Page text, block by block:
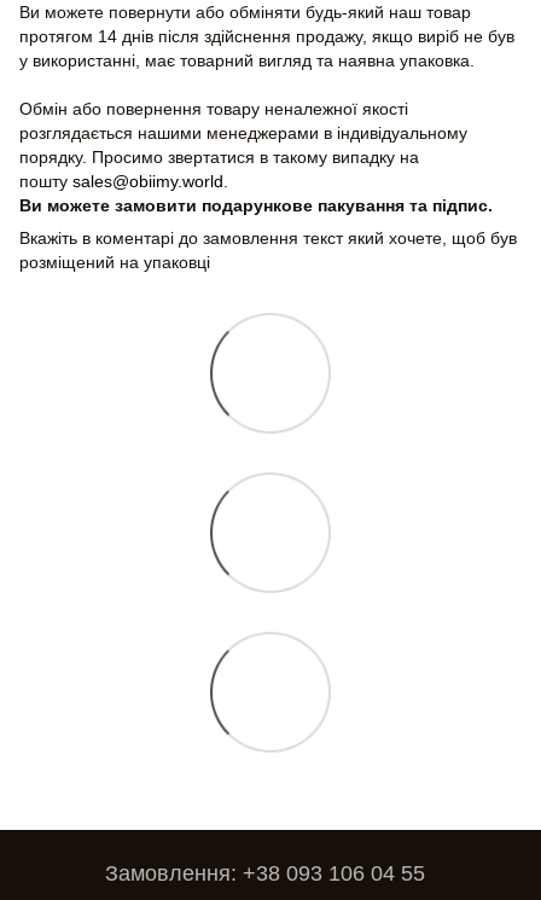
Ви можете повернути або обміняти будь-який наш товар
протягом 14 днів після здійснення продажу, якщо виріб не був
у використанні, має товарний вигляд та наявна упаковка.
Обмін або повернення товару неналежної якості
розглядається нашими менеджерами в індивідуальному
порядку. Просимо звертатися в такому випадку на
пошту sales@obiimy.world
Ви можете замовити подарункове пакування та підпис.
Вкажіть в коментарі до замовлення текст який хочете, щоб був
розміщений на упаковці
Замовлення: +38 093 106 04 55